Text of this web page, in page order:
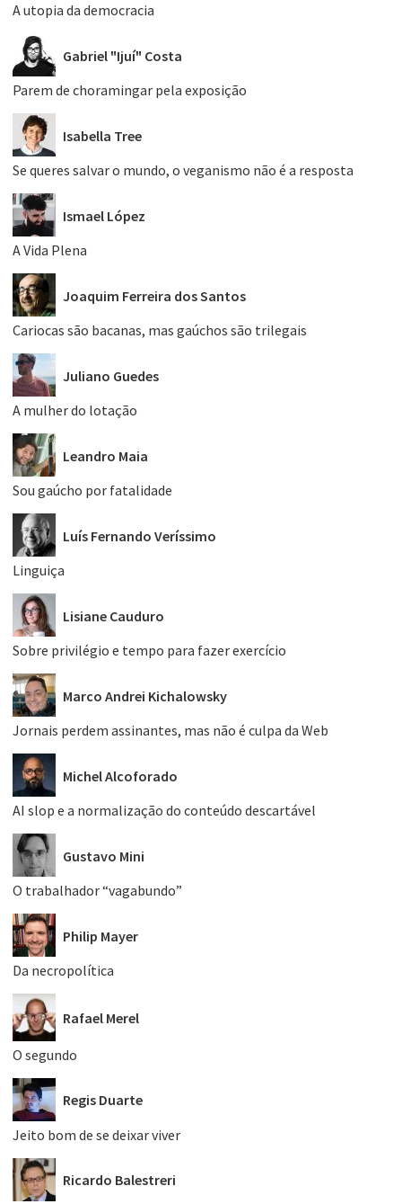
A utopia da democracia
Gabriel "Ijuí" Costa
Parem de choramingar pela exposição
Isabella Tree
Se queres salvar o mundo, o veganismo não é a resposta
Ismael López
A Vida Plena
Joaquim Ferreira dos Santos
Cariocas são bacanas, mas gaúchos são trilegais
Juliano Guedes
A mulher do lotação
Leandro Maia
Sou gaúcho por fatalidade
Luís Fernando Veríssimo
Linguiça
Lisiane Cauduro
Sobre privilégio e tempo para fazer exercício
Marco Andrei Kichalowsky
Jornais perdem assinantes, mas não é culpa da Web
Michel Alcoforado
AI slop e a normalização do conteúdo descartável
Gustavo Mini
O trabalhador “vagabundo”
Philip Mayer
Da necropolítica
Rafael Merel
O segundo
Regis Duarte
Jeito bom de se deixar viver
Ricardo Balestreri